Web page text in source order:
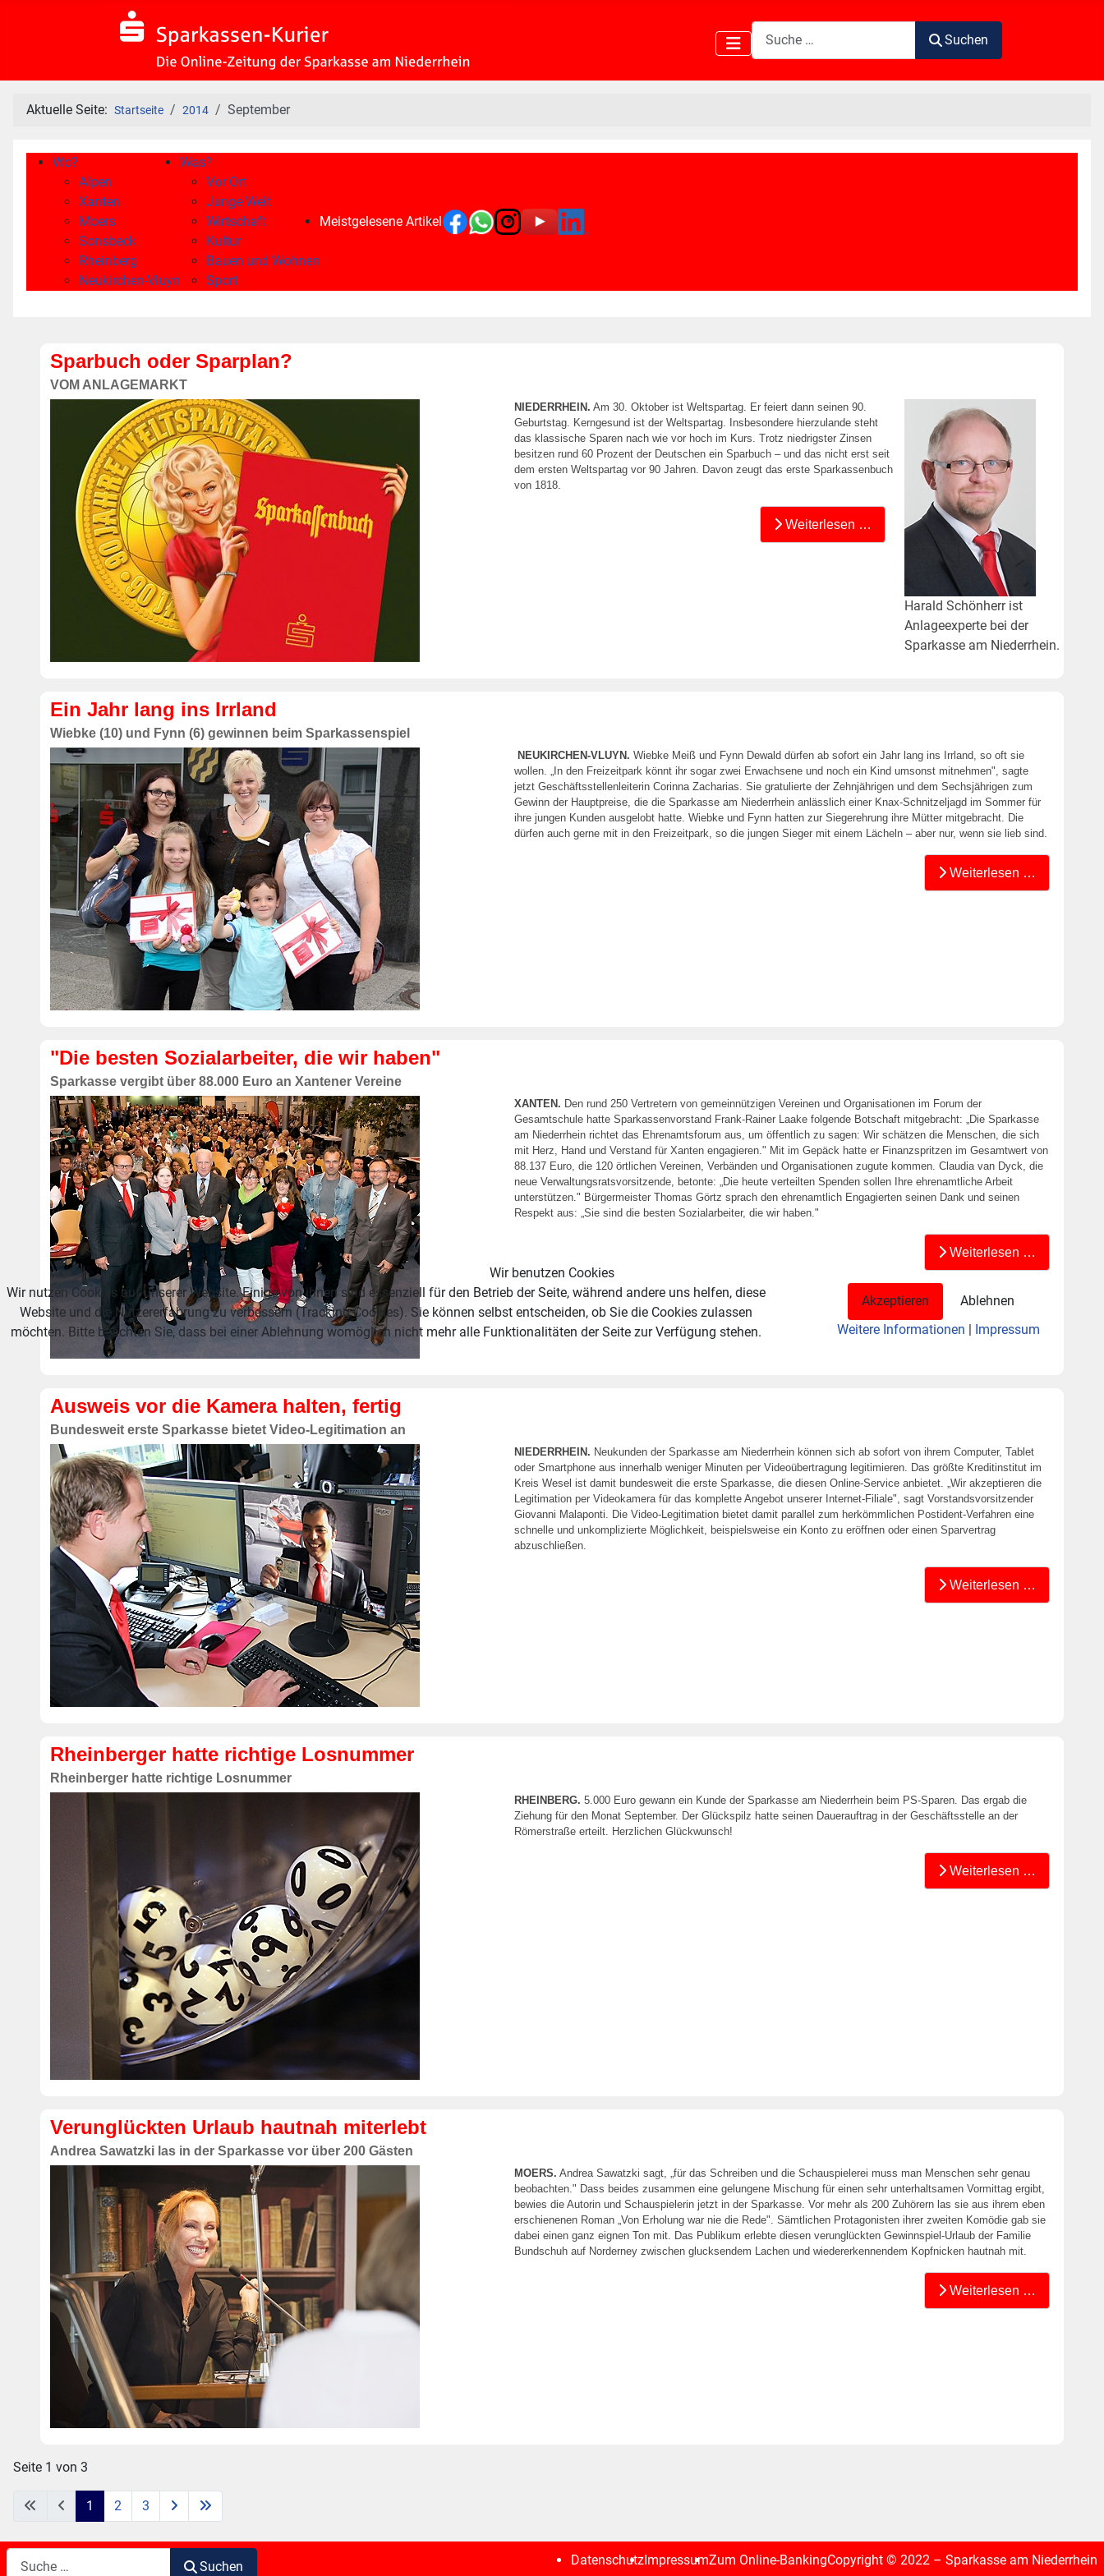
Suchen
Suchen
Aktuelle Seite: Startseite 2014 September
Wo?
Alpen
Xanten
Moers
Sonsbeck
Rheinberg
Neukirchen-Vluyn
Was?
Vor Ort
Junge Welt
Wirtschaft
Kultur
Bauen und Wohnen
Sport
Meistgelesene Artikel
Sparbuch oder Sparplan?
VOM ANLAGEMARKT
Harald Schönherr ist
Anlageexperte bei der
Sparkasse am Niederrhein.
NIEDERRHEIN. Am 30. Oktober ist Weltspartag. Er feiert dann seinen 90.
Geburtstag. Kerngesund ist der Weltspartag. Insbesondere hierzulande steht
das klassische Sparen nach wie vor hoch im Kurs. Trotz niedrigster Zinsen
besitzen rund 60 Prozent der Deutschen ein Sparbuch – und das nicht erst seit
dem ersten Weltspartag vor 90 Jahren. Davon zeugt das erste Sparkassenbuch
von 1818.
Weiterlesen …
Ein Jahr lang ins Irrland
Wiebke (10) und Fynn (6) gewinnen beim Sparkassenspiel
NEUKIRCHEN-VLUYN. Wiebke Meiß und Fynn Dewald dürfen ab sofort ein Jahr lang ins Irrland, so oft sie
wollen. „In den Freizeitpark könnt ihr sogar zwei Erwachsene und noch ein Kind umsonst mitnehmen", sagte
jetzt Geschäftsstellenleiterin Corinna Zacharias. Sie gratulierte der Zehnjährigen und dem Sechsjährigen zum
Gewinn der Hauptpreise, die die Sparkasse am Niederrhein anlässlich einer Knax-Schnitzeljagd im Sommer für
ihre jungen Kunden ausgelobt hatte. Wiebke und Fynn hatten zur Siegerehrung ihre Mütter mitgebracht. Die
dürfen auch gerne mit in den Freizeitpark, so die jungen Sieger mit einem Lächeln – aber nur, wenn sie lieb sind.
Weiterlesen …
"Die besten Sozialarbeiter, die wir haben"
Sparkasse vergibt über 88.000 Euro an Xantener Vereine
XANTEN. Den rund 250 Vertretern von gemeinnützigen Vereinen und Organisationen im Forum der
Gesamtschule hatte Sparkassenvorstand Frank-Rainer Laake folgende Botschaft mitgebracht: „Die Sparkasse
am Niederrhein richtet das Ehrenamtsforum aus, um öffentlich zu sagen: Wir schätzen die Menschen, die sich
mit Herz, Hand und Verstand für Xanten engagieren." Mit im Gepäck hatte er Finanzspritzen im Gesamtwert von
88.137 Euro, die 120 örtlichen Vereinen, Verbänden und Organisationen zugute kommen. Claudia van Dyck, die
neue Verwaltungsratsvorsitzende, betonte: „Die heute verteilten Spenden sollen Ihre ehrenamtliche Arbeit
unterstützen." Bürgermeister Thomas Görtz sprach den ehrenamtlich Engagierten seinen Dank und seinen
Respekt aus: „Sie sind die besten Sozialarbeiter, die wir haben."
Weiterlesen …
Ausweis vor die Kamera halten, fertig
Bundesweit erste Sparkasse bietet Video-Legitimation an
NIEDERRHEIN. Neukunden der Sparkasse am Niederrhein können sich ab sofort von ihrem Computer, Tablet
oder Smartphone aus innerhalb weniger Minuten per Videoübertragung legitimieren. Das größte Kreditinstitut im
Kreis Wesel ist damit bundesweit die erste Sparkasse, die diesen Online-Service anbietet. „Wir akzeptieren die
Legitimation per Videokamera für das komplette Angebot unserer Internet-Filiale", sagt Vorstandsvorsitzender
Giovanni Malaponti. Die Video-Legitimation bietet damit parallel zum herkömmlichen Postident-Verfahren eine
schnelle und unkomplizierte Möglichkeit, beispielsweise ein Konto zu eröffnen oder einen Sparvertrag
abzuschließen.
Weiterlesen …
Rheinberger hatte richtige Losnummer
Rheinberger hatte richtige Losnummer
RHEINBERG. 5.000 Euro gewann ein Kunde der Sparkasse am Niederrhein beim PS-Sparen. Das ergab die
Ziehung für den Monat September. Der Glückspilz hatte seinen Dauerauftrag in der Geschäftsstelle an der
Römerstraße erteilt. Herzlichen Glückwunsch!
Weiterlesen …
Verunglückten Urlaub hautnah miterlebt
Andrea Sawatzki las in der Sparkasse vor über 200 Gästen
MOERS. Andrea Sawatzki sagt, „für das Schreiben und die Schauspielerei muss man Menschen sehr genau
beobachten." Dass beides zusammen eine gelungene Mischung für einen sehr unterhaltsamen Vormittag ergibt,
bewies die Autorin und Schauspielerin jetzt in der Sparkasse. Vor mehr als 200 Zuhörern las sie aus ihrem eben
erschienenen Roman „Von Erholung war nie die Rede". Sämtlichen Protagonisten ihrer zweiten Komödie gab sie
dabei einen ganz eignen Ton mit. Das Publikum erlebte diesen verunglückten Gewinnspiel-Urlaub der Familie
Bundschuh auf Norderney zwischen glucksendem Lachen und wiedererkennendem Kopfnicken hautnah mit.
Weiterlesen …
Seite 1 von 3
1 2 3
Suchen
Suchen DatenschutzImpressumZum Online-BankingCopyright © 2022 – Sparkasse am Niederrhein
Wir benutzen Cookies
Wir nutzen Cookies auf unserer Website. Einige von ihnen sind essenziell für den Betrieb der Seite, während andere uns helfen, diese
Website und die Nutzererfahrung zu verbessern (Tracking Cookies). Sie können selbst entscheiden, ob Sie die Cookies zulassen
möchten. Bitte beachten Sie, dass bei einer Ablehnung womöglich nicht mehr alle Funktionalitäten der Seite zur Verfügung stehen.
Akzeptieren
Ablehnen
Weitere Informationen | Impressum